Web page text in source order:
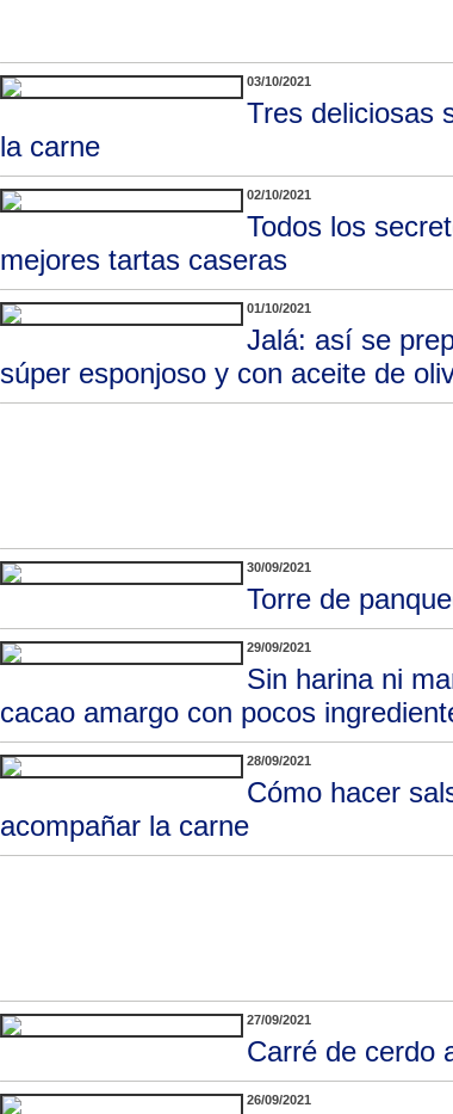
03/10/2021
Tres deliciosas
la carne
02/10/2021
Todos los
mejores tartas caseras
01/10/2021
Jalá: así se
súper esponjoso y con aceite de
30/09/2021
Torre de
29/09/2021
Sin harina ni
cacao amargo con pocos
28/09/2021
Cómo hacer
acompañar la carne
27/09/2021
Carré de cerdo
26/09/2021